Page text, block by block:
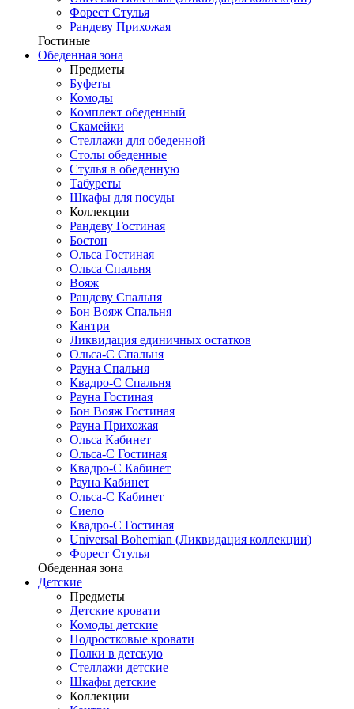
Форест Стулья
Рандеву Прихожая
Гостиные
Обеденная зона
Предметы
Буфеты
Комоды
Комплект обеденный
Скамейки
Стеллажи для обеденной
Столы обеденные
Стулья в обеденную
Табуреты
Шкафы для посуды
Коллекции
Рандеву Гостиная
Бостон
Ольса Гостиная
Ольса Спальня
Вояж
Рандеву Спальня
Бон Вояж Спальня
Кантри
Ликвидация единичных остатков
Ольса-С Спальня
Рауна Спальня
Квадро-С Спальня
Рауна Гостиная
Бон Вояж Гостиная
Рауна Прихожая
Ольса Кабинет
Ольса-С Гостиная
Квадро-С Кабинет
Рауна Кабинет
Ольса-С Кабинет
Сиело
Квадро-С Гостиная
Universal Bohemian (Ликвидация коллекции)
Форест Стулья
Обеденная зона
Детские
Предметы
Детские кровати
Комоды детские
Подростковые кровати
Полки в детскую
Стеллажи детские
Шкафы детские
Коллекции